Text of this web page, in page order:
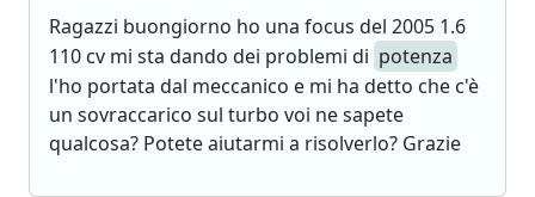
Ragazzi buongiorno ho una focus del 2005 1.6
110 cv mi sta dando dei problemi di potenza
l'ho portata dal meccanico e mi ha detto che c'è
un sovraccarico sul turbo voi ne sapete
qualcosa? Potete aiutarmi a risolverlo? Grazie